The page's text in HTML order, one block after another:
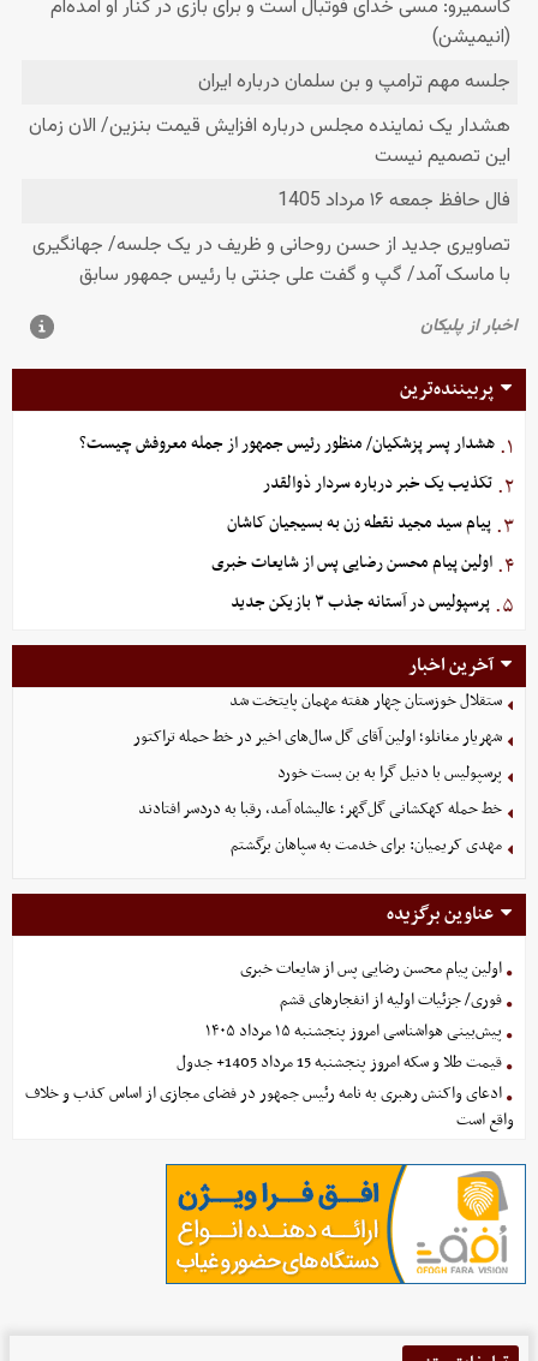
پربیننده‌ترین
۱. هشدار پسر پزشکیان/ منظور رئیس جمهور از جمله معروفش چیست؟
۲. تکذیب یک خبر درباره سردار ذوالقدر
۳. پیام سید مجید نقطه زن به بسیجیان کاشان
۴. اولین پیام محسن رضایی پس از شایعات خبری
۵. پرسپولیس در آستانه جذب ۳ بازیکن جدید
آخرین اخبار
ستقلال خوزستان چهار هفته مهمان پایتخت شد
شهریار مغانلو؛ اولین آقای گل سال‌های اخیر در خط حمله تراکتور
پرسپولیس با دنیل گرا به بن بست خورد
خط حمله کهکشانی گل‌گهر؛ عالیشاه آمد، رقبا به دردسر افتادند
مهدی کریمیان: برای خدمت به سپاهان برگشتم
عناوین برگزیده
اولین پیام محسن رضایی پس از شایعات خبری
فوری/ جزئیات اولیه از انفجارهای قشم
پیش‌بینی هواشناسی امروز پنجشنبه ۱۵ مرداد ۱۴۰۵
قیمت طلا و سکه امروز پنجشنبه 15 مرداد 1405+ جدول
ادعای واکنش رهبری به نامه رئیس جمهور در فضای مجازی از اساس کذب و خلاف
واقع است